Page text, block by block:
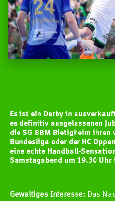
Es ist ein Derby in
es definitiv ausgelassenen
die SG BBM Bietigheim ihren
Bundesliga oder der HC
eine echte Handball-
Samstagabend um 19.30
Gewaltiges Interesse: Das